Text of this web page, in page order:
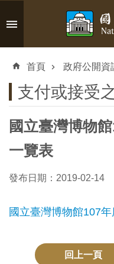
跳到主要內容區塊
搜
臺
首頁 政府公開資
支付或接受
國立臺灣博物
一覽表
發布日期：2019-02-14
國立臺灣博物館107
回上一頁